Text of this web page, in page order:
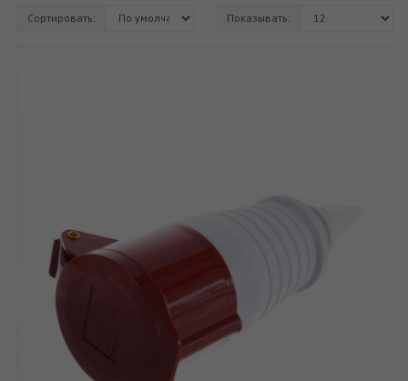
Сортировать: Показывать: